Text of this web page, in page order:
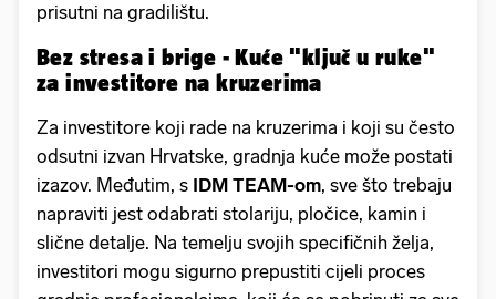
prisutni na gradilištu.
Bez stresa i brige - Kuće "ključ u ruke"
za investitore na kruzerima
Za investitore koji rade na kruzerima i koji su često
odsutni izvan Hrvatske, gradnja kuće može postati
izazov. Međutim, s IDM TEAM-om, sve što trebaju
napraviti jest odabrati stolariju, pločice, kamin i
slične detalje. Na temelju svojih specifičnih želja,
investitori mogu sigurno prepustiti cijeli proces